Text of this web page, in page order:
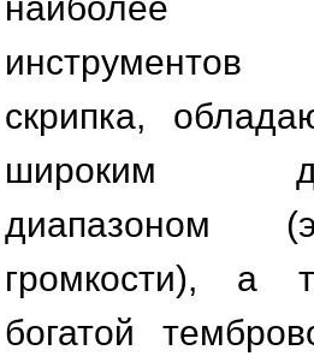
скрипка,
широким
громкости), а
богатой